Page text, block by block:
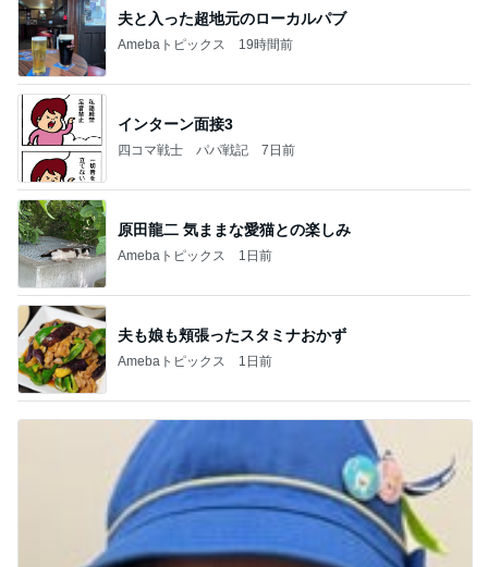
夫と入った超地元のローカルパブ
Amebaトピックス 19時間前
インターン面接3
四コマ戦士 パパ戦記 7日前
原田龍二 気ままな愛猫との楽しみ
Amebaトピックス 1日前
夫も娘も頬張ったスタミナおかず
Amebaトピックス 1日前